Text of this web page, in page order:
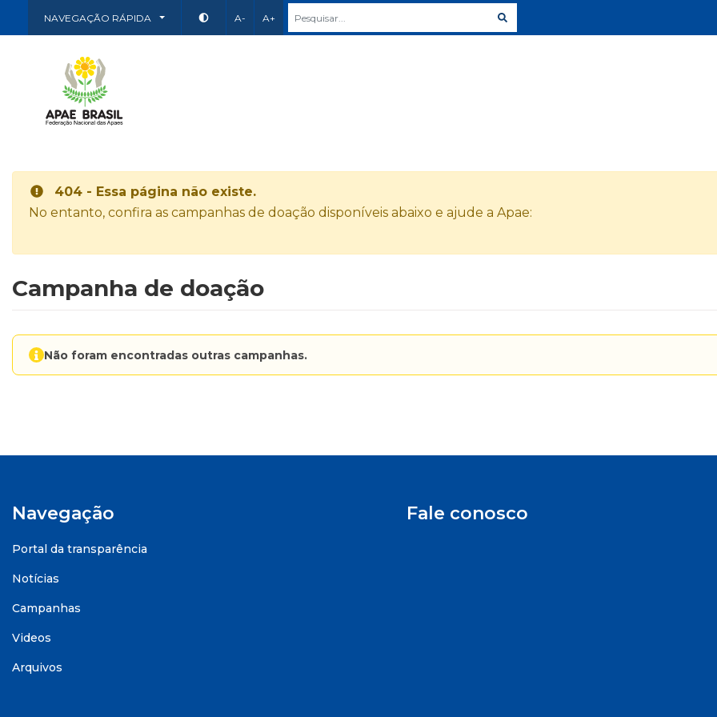
NAVEGAÇÃO RÁPIDA A- A+
404 - Essa página não existe.
No entanto, confira as campanhas de doação disponíveis abaixo e ajude a Apae:
Campanha de doação
Não foram encontradas outras campanhas.
Navegação
Portal da transparência
Notícias
Campanhas
Videos
Arquivos
Fale conosco